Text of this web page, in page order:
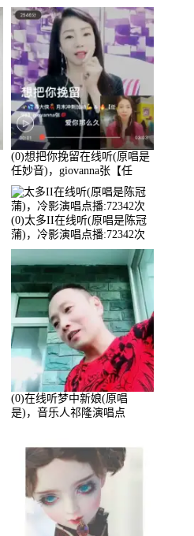
(0)想把你挽留在线听(原唱是
任妙音)，giovanna张【任
96】演唱点播:60173次
(0)太多II在线听(原唱是陈冠
蒲)，冷影演唱点播:72342次
(0)在线听梦中新娘(原唱
是)，音乐人祁隆演唱点